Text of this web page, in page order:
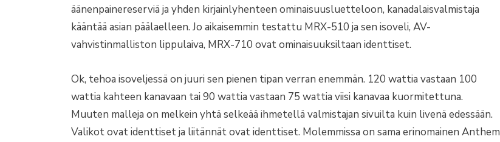
äänenpainereserviä ja yhden kirjainlyhenteen ominaisuusluetteloon, kanadalaisvalmistaja
kääntää asian päälaelleen. Jo aikaisemmin testattu MRX-510 ja sen isoveli, AV-
vahvistinmalliston lippulaiva, MRX-710 ovat ominaisuuksiltaan identtiset.
Ok, tehoa isoveljessä on juuri sen pienen tipan verran enemmän. 120 wattia vastaan 100
wattia kahteen kanavaan tai 90 wattia vastaan 75 wattia viisi kanavaa kuormitettuna.
Muuten malleja on melkein yhtä selkeää ihmetellä valmistajan sivuilta kuin livenä edessään.
Valikot ovat identtiset ja liitännät ovat identtiset. Molemmissa on sama erinomainen Anthem